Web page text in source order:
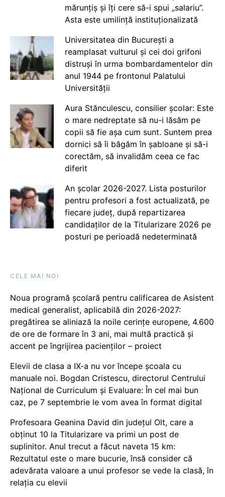
mărunțiș și îți cere să-i spui „salariu”.
Asta este umilință instituționalizată
Universitatea din București a
reamplasat vulturul și cei doi grifoni
distruși în urma bombardamentelor din
anul 1944 pe frontonul Palatului
Universității
Aura Stănculescu, consilier școlar: Este
o mare nedreptate să nu-i lăsăm pe
copii să fie așa cum sunt. Suntem prea
dornici să îi băgăm în șabloane și să-i
corectăm, să invalidăm ceea ce fac
diferit
An școlar 2026-2027. Lista posturilor
pentru profesori a fost actualizată, pe
fiecare județ, după repartizarea
candidaților de la Titularizare 2026 pe
posturi pe perioadă nedeterminată
CELE MAI NOI
Noua programă școlară pentru calificarea de Asistent
medical generalist, aplicabilă din 2026-2027:
pregătirea se aliniază la noile cerințe europene, 4.600
de ore de formare în 3 ani, mai multă practică și
accent pe îngrijirea pacienților – proiect
Elevii de clasa a IX-a nu vor începe școala cu
manuale noi. Bogdan Cristescu, directorul Centrului
Național de Curriculum și Evaluare: În cel mai bun
caz, pe 7 septembrie le vom avea în format digital
Profesoara Geanina David din județul Olt, care a
obținut 10 la Titularizare va primi un post de
suplinitor. Anul trecut a făcut naveta 15 km:
Rezultatul este o mare bucurie, însă consider că
adevărata valoare a unui profesor se vede la clasă, în
relația cu elevii